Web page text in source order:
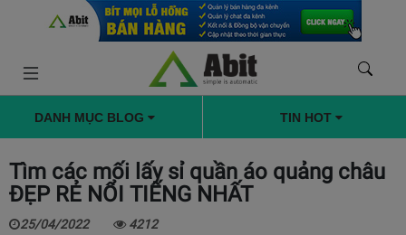
DANH MỤC BLOG TIN HOT
Tìm các mối lấy sỉ quần áo quảng châu
ĐẸP RẺ NỔI TIẾNG NHẤT
25/04/2022 4212